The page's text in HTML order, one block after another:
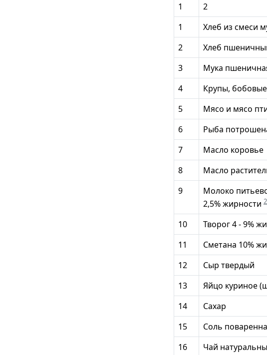
1 2
1
Хлеб из смеси
2
Хлеб
3
Мука
4
Крупы,
5
Мясо и мясо
6
Рыба
7
Масло коровье
8
Масло
9
Молоко
2,5% жирности 2
10 Творог 4 - 9%
11
Сметана 10%
12
Сыр твердый
13
Яйцо куриное
14
Сахар
15
Соль
16
Чай